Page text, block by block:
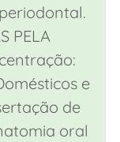
PELA
e
de
oral